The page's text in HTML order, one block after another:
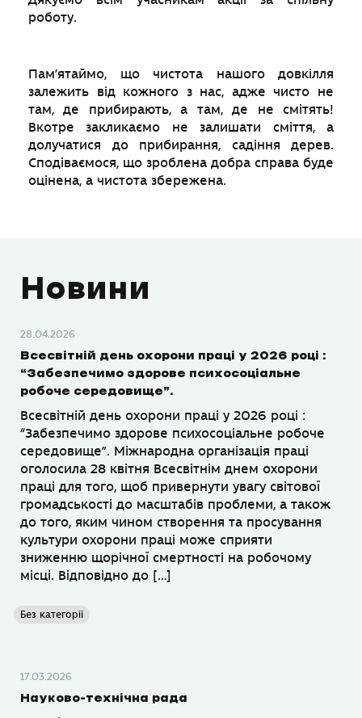
роботу.
Пам’ятаймо, що чистота нашого довкілля
залежить від кожного з нас, адже чисто не
там, де прибирають, а там, де не смітять!
Вкотре закликаємо не залишати сміття, а
долучатися до прибирання, садіння дерев.
Сподіваємося, що зроблена добра справа буде
оцінена, а чистота збережена.
Новини
28.04.2026
Всесвітній день охорони праці у 2026 році :
“Забезпечимо здорове психосоціальне
робоче середовище”.
Всесвітній день охорони праці у 2026 році :
“Забезпечимо здорове психосоціальне робоче
середовище”. Міжнародна організація праці
оголосила 28 квітня Всесвітнім днем охорони
праці для того, щоб привернути увагу світової
громадськості до масштабів проблеми, а також
до того, яким чином створення та просування
культури охорони праці може сприяти
зниженню щорічної смертності на робочому
місці. Відповідно до […]
Без категорії
17.03.2026
Науково-технічна рада